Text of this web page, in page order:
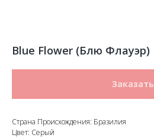
Blue Flower (Блю Флауэр)
Заказать
Страна Происхождения: Бразилия
Цвет: Серый